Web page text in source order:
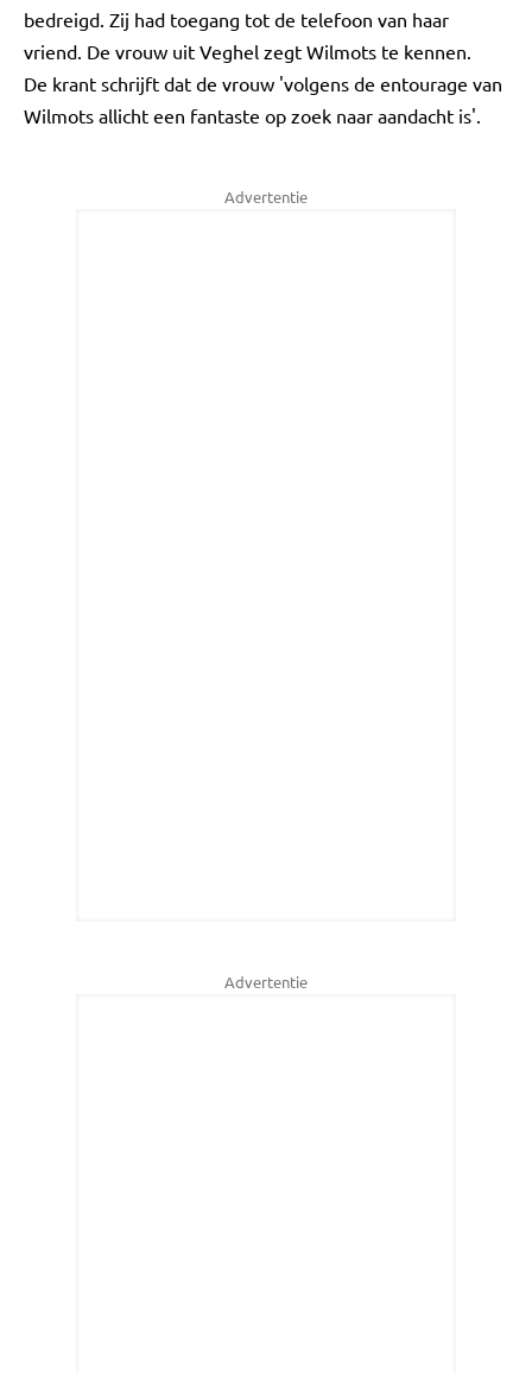
bedreigd. Zij had toegang tot de telefoon van haar
vriend. De vrouw uit Veghel zegt Wilmots te kennen.
De krant schrijft dat de vrouw 'volgens de entourage van
Wilmots allicht een fantaste op zoek naar aandacht is'.
Advertentie
Advertentie